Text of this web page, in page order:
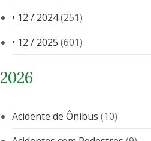
• 12 / 2024(251)
• 12 / 2025 (601)
2026
Acidente de Ônibus (10)